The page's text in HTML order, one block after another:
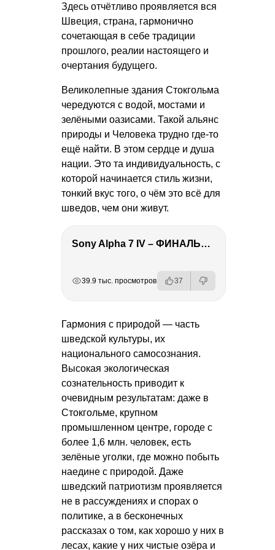
Здесь отчётливо проявляется вся
Швеция, страна, гармонично
сочетающая в себе традиции
прошлого, реалии настоящего и
очертания будущего.
Великолепные здания Стокгольма
чередуются с водой, мостами и
зелёными оазисами. Такой альянс
природы и Человека трудно где-то
ещё найти. В этом сердце и душа
нации. Это та индивидуальность, с
которой начинается стиль жизни,
тонкий вкус того, о чём это всё для
шведов, чем они живут.
Sony Alpha 7 IV – ФИНАЛЬНЫЙ ОБЗОР
39.9 тыс. просмотров 37
Гармония с природой — часть
шведской культуры, их
национального самосознания.
Высокая экологическая
сознательность приводит к
очевидным результатам: даже в
Стокгольме, крупном
промышленном центре, городе с
более 1,6 млн. человек, есть
зелёные уголки, где можно побыть
наедине с природой. Даже
шведский патриотизм проявляется
не в рассуждениях и спорах о
политике, а в бесконечных
рассказах о том, как хорошо у них в
лесах, какие у них чистые озёра и